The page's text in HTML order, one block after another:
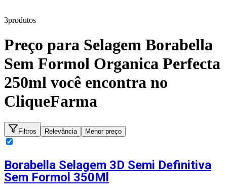
3produtos
Preço para Selagem Borabella
Sem Formol Organica Perfecta
250ml você encontra no
CliqueFarma
Filtros Relevância Menor preço
Borabella Selagem 3D Semi Definitiva
Sem Formol 350Ml